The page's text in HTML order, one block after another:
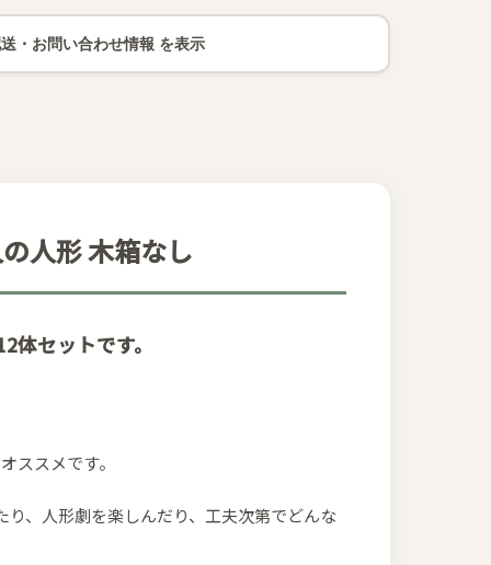
・お問い合わせ情報
人形 木箱なし
セットです。
ススメです。
、人形劇を楽しんだり、工夫次第でどんな